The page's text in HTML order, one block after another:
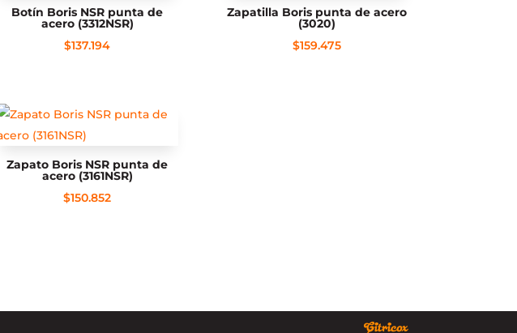
Botín Boris NSR punta de
acero (3312NSR)
$137.194
Zapatilla Boris punta de acero
(3020)
$159.475
Zapato Boris NSR punta de
acero (3161NSR)
$150.852